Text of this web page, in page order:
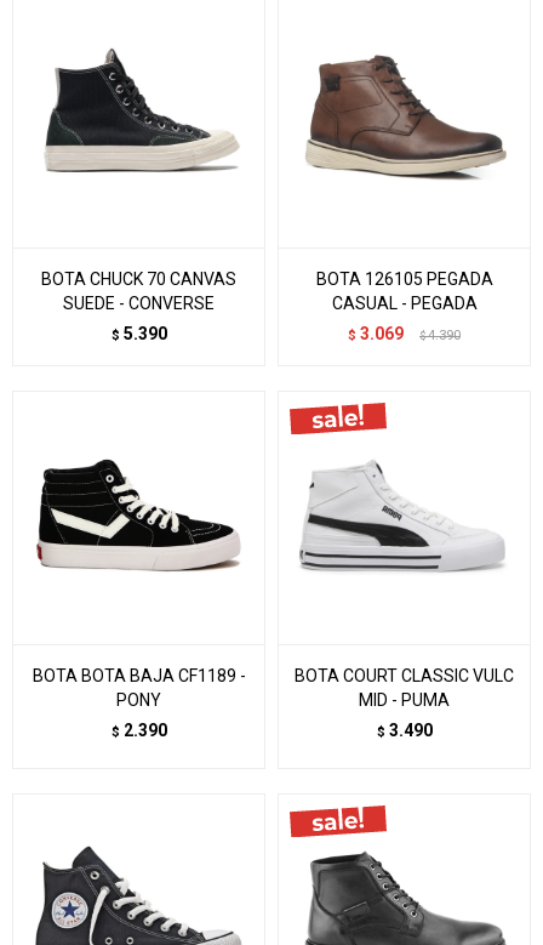
BOTA CHUCK 70 CANVAS
SUEDE - CONVERSE
$ 5.390
BOTA 126105 PEGADA
CASUAL - PEGADA
$ 3.069 $ 4.390
BOTA BOTA BAJA CF1189 -
PONY
$ 2.390
BOTA COURT CLASSIC VULC
MID - PUMA
$ 3.490